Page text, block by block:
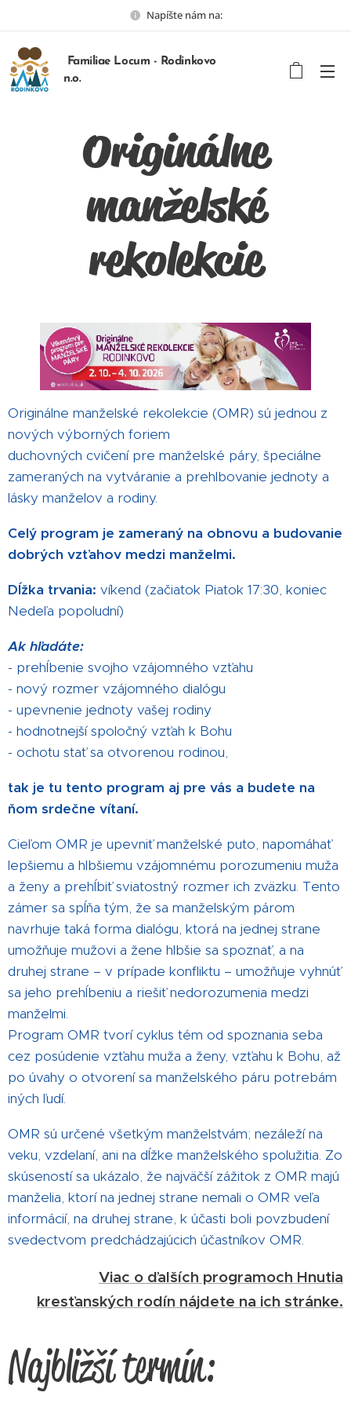
Napíšte nám na:
Familiae Locum - Rodinkovo
n.o.
Originálne
manželské
rekolekcie
Originálne manželské rekolekcie (OMR) sú jednou z
nových výborných foriem
duchovných cvičení pre manželské páry, špeciálne
zameraných na vytváranie a prehlbovanie jednoty a
lásky manželov a rodiny.
Celý program je zameraný na obnovu a budovanie
dobrých vzťahov medzi manželmi.
Dĺžka trvania: víkend (začiatok Piatok 17:30, koniec
Nedeľa popoludní)
Ak hľadáte:
- prehĺbenie svojho vzájomného vzťahu
- nový rozmer vzájomného dialógu
- upevnenie jednoty vašej rodiny
- hodnotnejší spoločný vzťah k Bohu
- ochotu stať sa otvorenou rodinou,
tak je tu tento program aj pre vás a budete na
ňom srdečne vítaní.
Cieľom OMR je upevniť manželské puto, napomáhať
lepšiemu a hlbšiemu vzájomnému porozumeniu muža
a ženy a prehĺbiť sviatostný rozmer ich zväzku. Tento
zámer sa spĺňa tým, že sa manželským párom
navrhuje taká forma dialógu, ktorá na jednej strane
umožňuje mužovi a žene hlbšie sa spoznať, a na
druhej strane – v prípade konfliktu – umožňuje vyhnúť
sa jeho prehĺbeniu a riešiť nedorozumenia medzi
manželmi.
Program OMR tvorí cyklus tém od spoznania seba
cez posúdenie vzťahu muža a ženy, vzťahu k Bohu, až
po úvahy o otvorení sa manželského páru potrebám
iných ľudí.
OMR sú určené všetkým manželstvám; nezáleží na
veku, vzdelaní, ani na dĺžke manželského spolužitia. Zo
skúseností sa ukázalo, že najväčší zážitok z OMR majú
manželia, ktorí na jednej strane nemali o OMR veľa
informácií, na druhej strane, k účasti boli povzbudení
svedectvom predchádzajúcich účastníkov OMR.
Viac o ďalších programoch Hnutia
kresťanských rodín nájdete na ich stránke.
Najbližší termín: